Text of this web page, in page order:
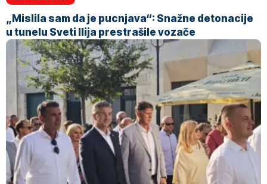
„Mislila sam da je pucnjava“: Snažne detonacije
u tunelu Sveti Ilija prestrašile vozače